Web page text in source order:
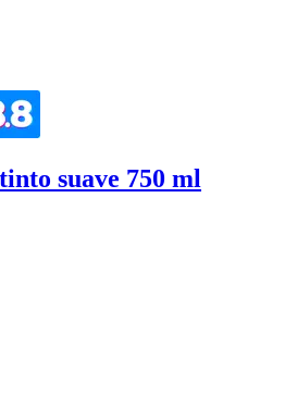
suave 750 ml